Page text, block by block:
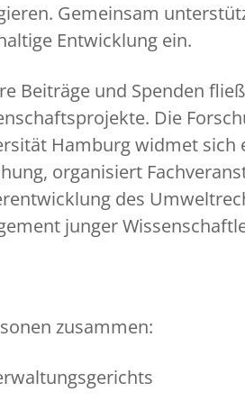
Gemeinsam
Entwicklung ein.
Beiträge und Spenden
Die
Hamburg widmet sich
organisiert
des
junger
zusammen: